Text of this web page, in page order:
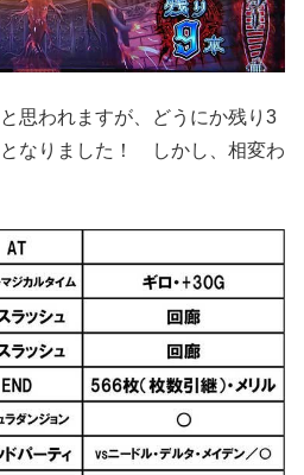
思われますが、どうにか残り3
なりました！ しかし、相変わ